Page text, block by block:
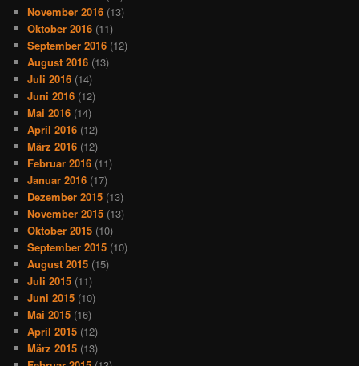
November 2016 (13)
Oktober 2016 (11)
September 2016 (12)
August 2016 (13)
Juli 2016 (14)
Juni 2016 (12)
Mai 2016 (14)
April 2016 (12)
März 2016 (12)
Februar 2016 (11)
Januar 2016 (17)
Dezember 2015 (13)
November 2015 (13)
Oktober 2015 (10)
September 2015 (10)
August 2015 (15)
Juli 2015 (11)
Juni 2015 (10)
Mai 2015 (16)
April 2015 (12)
März 2015 (13)